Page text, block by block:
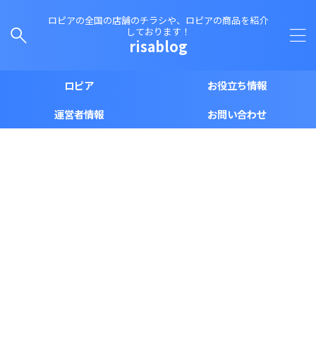
ロピアの全国の店舗のチラシや、ロピアの商品を紹介
しております！
risablog
ロピア
お役立ち情報
運営者情報
お問い合わせ